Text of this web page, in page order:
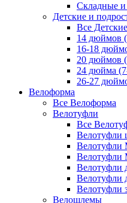
Складные
Детские и
Все
14 дюймов
16-18
20 дюймов
24 дюйма
26-27
Велоформа
Все Велоформа
Велотуфли
Все
Велотуфли
Велотуфли
Велотуфли
Велотуфли
Велотуфли
Велотуфли
Велошлемы